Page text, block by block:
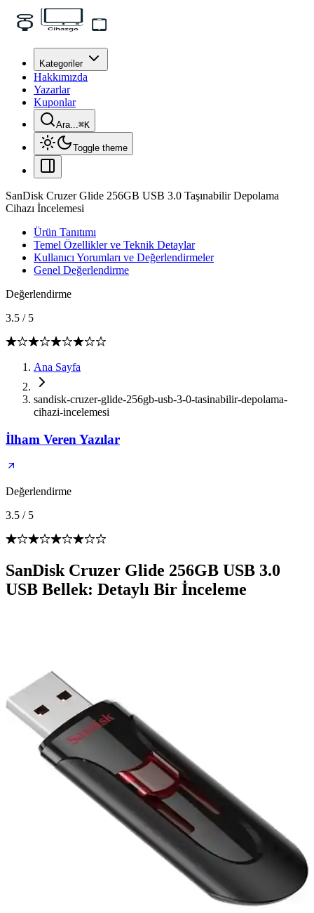
Kategoriler
Hakkımızda
Yazarlar
Kuponlar
Ara...⌘K
Toggle theme
SanDisk Cruzer Glide 256GB USB 3.0 Taşınabilir Depolama
Cihazı İncelemesi
Ürün Tanıtımı
Temel Özellikler ve Teknik Detaylar
Kullanıcı Yorumları ve Değerlendirmeler
Genel Değerlendirme
Değerlendirme
3.5 / 5
Ana Sayfa
sandisk-cruzer-glide-256gb-usb-3-0-tasinabilir-depolama-
cihazi-incelemesi
İlham Veren Yazılar
Değerlendirme
3.5 / 5
SanDisk Cruzer Glide 256GB USB 3.0
USB Bellek: Detaylı Bir İnceleme